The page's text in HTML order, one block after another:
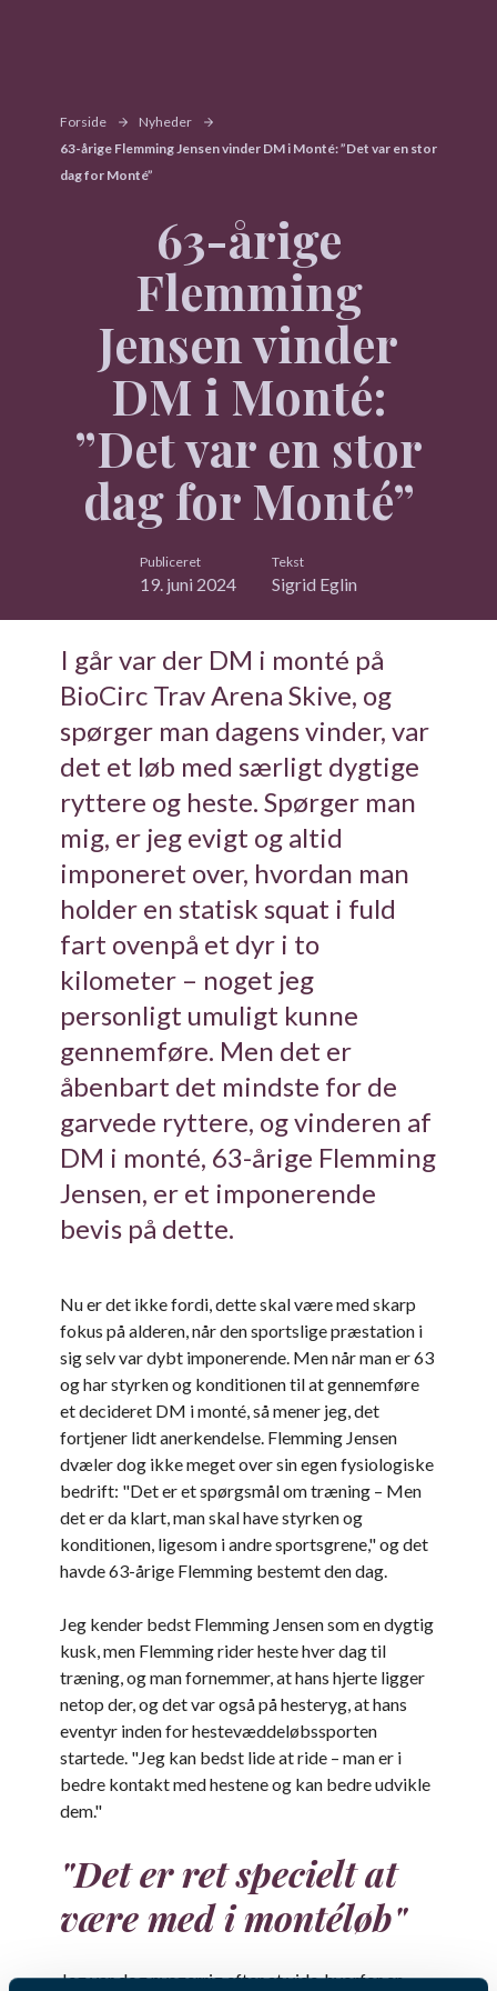
Forside
Nyheder
63-årige Flemming Jensen vinder DM i Monté: ”Det var en stor
dag for Monté”
63-årige
Flemming
Jensen vinder
DM i Monté:
”Det var en stor
dag for Monté”
Publiceret
19. juni 2024
Tekst
Sigrid Eglin
I går var der DM i monté på
BioCirc Trav Arena Skive, og
spørger man dagens vinder, var
det et løb med særligt dygtige
ryttere og heste. Spørger man
mig, er jeg evigt og altid
imponeret over, hvordan man
holder en statisk squat i fuld
fart ovenpå et dyr i to
kilometer – noget jeg
personligt umuligt kunne
gennemføre. Men det er
åbenbart det mindste for de
garvede ryttere, og vinderen af
DM i monté, 63-årige Flemming
Jensen, er et imponerende
bevis på dette.
Nu er det ikke fordi, dette skal være med skarp
fokus på alderen, når den sportslige præstation i
sig selv var dybt imponerende. Men når man er 63
og har styrken og konditionen til at gennemføre
et decideret DM i monté, så mener jeg, det
fortjener lidt anerkendelse. Flemming Jensen
dvæler dog ikke meget over sin egen fysiologiske
bedrift: "Det er et spørgsmål om træning – Men
det er da klart, man skal have styrken og
konditionen, ligesom i andre sportsgrene," og det
havde 63-årige Flemming bestemt den dag.
Jeg kender bedst Flemming Jensen som en dygtig
kusk, men Flemming rider heste hver dag til
træning, og man fornemmer, at hans hjerte ligger
netop der, og det var også på hesteryg, at hans
eventyr inden for hestevæddeløbssporten
startede. "Jeg kan bedst lide at ride – man er i
bedre kontakt med hestene og kan bedre udvikle
dem."
"Det er ret specielt at
være med i montéløb"
Jeg var dog nysgerrig efter at vide, hvorfor en